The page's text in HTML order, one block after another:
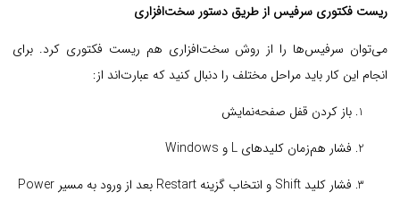
ریست فکتوری سرفیس از طریق دستور سخت‌افزاری
می‌توان سرفیس‌ها را از روش سخت‌افزاری هم ریست فکتوری کرد. برای
انجام این کار باید مراحل مختلف را دنبال کنید که عبارت‌اند از:
باز کردن قفل صفحه‌نمایش
فشار هم‌زمان کلیدهای L و Windows
فشار کلید Shift و انتخاب گزینه Restart بعد از ورود به مسیر Power